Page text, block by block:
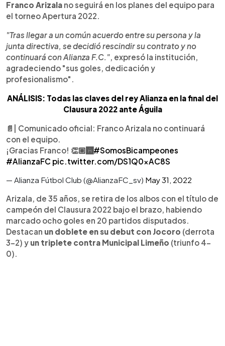
Franco Arizala no seguirá en los planes del equipo para
el torneo Apertura 2022.
"Tras llegar a un común acuerdo entre su persona y la
junta directiva, se decidió rescindir su contrato y no
continuará con Alianza F.C.", expresó la institución,
agradeciendo "sus goles, dedicación y
profesionalismo".
ANÁLISIS: Todas las claves del rey Alianza en la final del
Clausura 2022 ante Águila
📄| Comunicado oficial: Franco Arizala no continuará
con el equipo.
¡Gracias Franco! 👏🏼🅰️ #SomosBicampeones
#AlianzaFC pic.twitter.com/DS1Q0xAC8S
— Alianza Fútbol Club (@AlianzaFC_sv) May 31, 2022
Arizala, de 35 años, se retira de los albos con el título de
campeón del Clausura 2022 bajo el brazo, habiendo
marcado ocho goles en 20 partidos disputados.
Destacan un doblete en su debut con Jocoro (derrota
3-2) y un triplete contra Municipal Limeño (triunfo 4-
0).